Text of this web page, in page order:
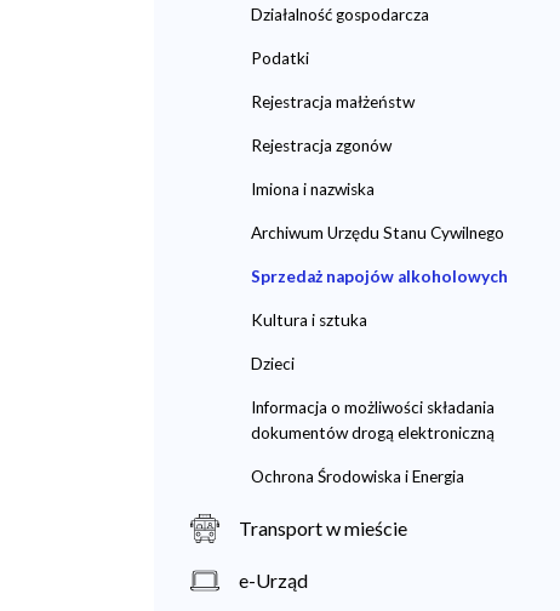
Działalność gospodarcza
Podatki
Rejestracja małżeństw
Rejestracja zgonów
Imiona i nazwiska
Archiwum Urzędu Stanu Cywilnego
Sprzedaż napojów alkoholowych
Kultura i sztuka
Dzieci
Informacja o możliwości składania
dokumentów drogą elektroniczną
Ochrona Środowiska i Energia
Transport w mieście
e-Urząd